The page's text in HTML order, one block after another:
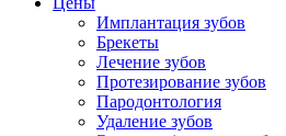
Имплантация зубов
Брекеты
Лечение зубов
Протезирование зубов
Пародонтология
Удаление зубов